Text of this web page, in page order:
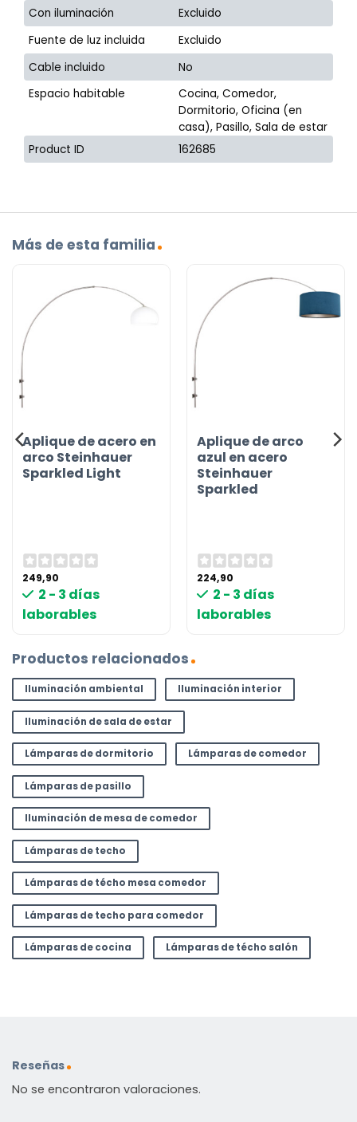
Con iluminación
Excluido
Fuente de luz incluida
Excluido
Cable incluido
No
Espacio habitable
Cocina, Comedor,
Dormitorio, Oficina (en
casa), Pasillo, Sala de estar
Product ID
162685
Más de esta familia
Aplique de acero en
arco Steinhauer
Sparkled Light
249,90
2 - 3 días
laborables
Aplique de arco
azul en acero
Steinhauer
Sparkled
224,90
2 - 3 días
laborables
Productos relacionados
Iluminación ambiental Iluminación interior
Iluminación de sala de estar
Lámparas de dormitorio Lámparas de comedor
Lámparas de pasillo
Iluminación de mesa de comedor
Lámparas de techo
Lámparas de técho mesa comedor
Lámparas de techo para comedor
Lámparas de cocina Lámparas de técho salón
Reseñas
No se encontraron valoraciones.